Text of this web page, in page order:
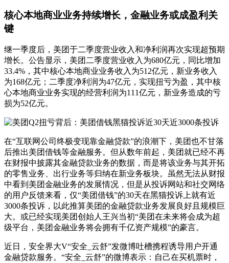
核心本地商业业务持续增长，金融业务或成盈利关
键
继一季度后，美团于二季度营业收入和净利润再次实现超预期
增长。公告显示，美团二季度营业收入为680亿元，同比增加
33.4%，其中核心本地商业业务收入为512亿元，新业务收入
为168亿元；二季度净利润为47亿元，实现扭亏为盈，其中核
心本地商业业务实现的经营利润为111亿元，新业务造成的亏
损为52亿元。
在“互联网公司终极变现靠金融贷款”的浪潮下，美团也不甘落
后推出美团借钱等金融服务。但从数年前起，美团就已经不再
在财报中披露其金融贷款业务的数据，而是将该业务与其开拓
的零售业务、出行业务等归纳在新业务板块。虽然无法从财报
中看到美团金融业务的发展情况，但是从投诉网站和社交网络
的用户反馈来看，仅“美团借钱”的30天在黑猫投诉上就有近
3000条投诉，以此推算美团的金融贷款业务发展良好且规模巨
大。或已经实现美团创始人王兴当初“美团在未来将会成为超
级平台，美团金融业务将会拥有千亿资产规模”的豪言。
近日，安全界大V“安全_云舒”发微博吐槽携程诱导用户开通
金融贷款服务。“安全_云舒”的微博表示：自己在买机票时，